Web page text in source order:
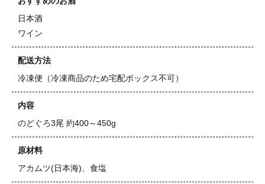
日本酒
ワイン
配送方法
冷凍便（冷凍商品のため宅配ボックス不可）
内容
のどぐろ3尾 約400～450g
原材料
アカムツ(日本海)、食塩